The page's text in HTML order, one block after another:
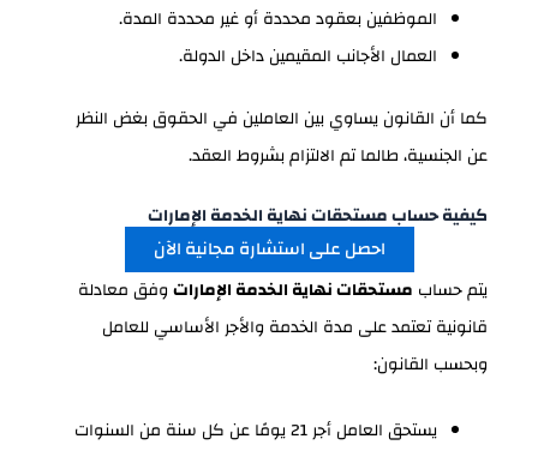
الموظفين بعقود محددة أو غير محددة المدة.
العمال الأجانب المقيمين داخل الدولة.
كما أن القانون يساوي بين العاملين في الحقوق بغض النظر
عن الجنسية، طالما تم الالتزام بشروط العقد.
كيفية حساب مستحقات نهاية الخدمة الإمارات
احصل على استشارة مجانية الآن
يتم حساب مستحقات نهاية الخدمة الإماراتوفق معادلة
قانونية تعتمد على مدة الخدمة والأجر الأساسي للعامل
وبحسب القانون:
يستحق العامل أجر 21 يومًا عن كل سنة من السنوات